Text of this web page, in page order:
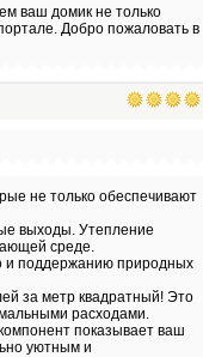
ваш домик не только
Добро пожаловать в
не только обеспечивают
выходы. Утепление
среде.
и поддержанию природных
за метр квадратный! Это
расходами.
показывает ваш
уютным и